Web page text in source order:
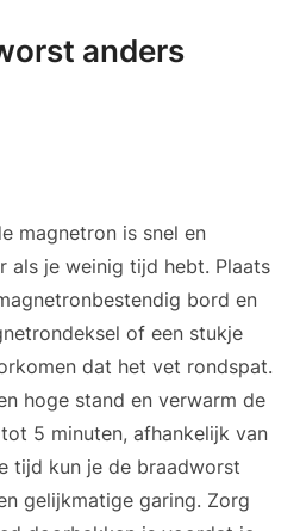
anders
magnetron is snel en
als je weinig tijd hebt. Plaats
bord en
of een stukje
dat het vet rondspat.
hoge stand en verwarm de
5 minuten, afhankelijk van
tijd kun je de braadworst
gelijkmatige garing. Zorg